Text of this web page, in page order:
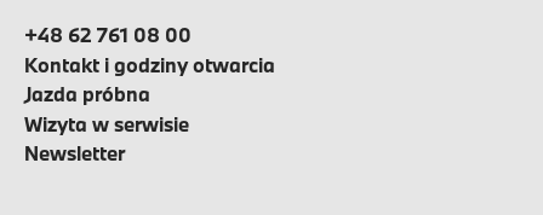
+48 62 761 08 00
Kontakt i godziny otwarcia
Jazda próbna
Wizyta w serwisie
Newsletter